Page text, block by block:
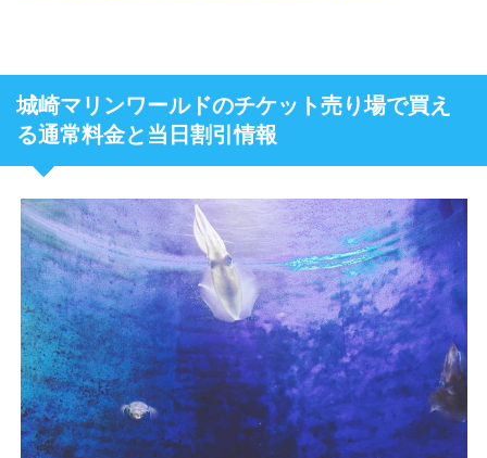
城崎マリンワールドのチケット売り場で買え
る通常料金と当日割引情報